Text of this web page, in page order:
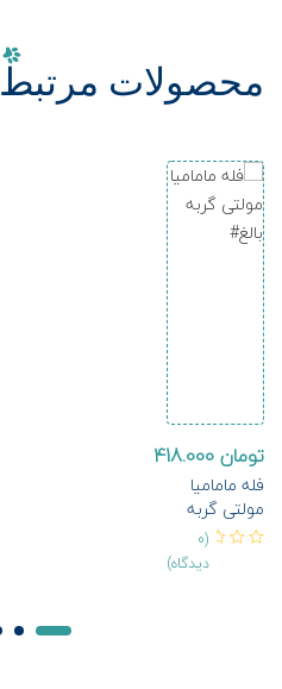
محصولات مرتبط
تومان
فله مامامیا
مولتی گربه
بالغ#
(0
دیدگاه)